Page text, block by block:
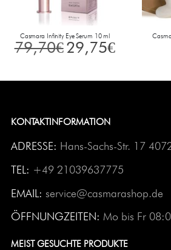
Casmara Infinity Eye Serum 10 ml
79,70€29,75€
KONTAKTINFORMATION
ADRESSE: Hans-Sachs-Str. 17
TEL: +49 21039637775
EMAIL: service@casmarashop.de
ÖFFNUNGZEITEN: Mo bis Fr
MEIST GESUCHTE PRODUKTE